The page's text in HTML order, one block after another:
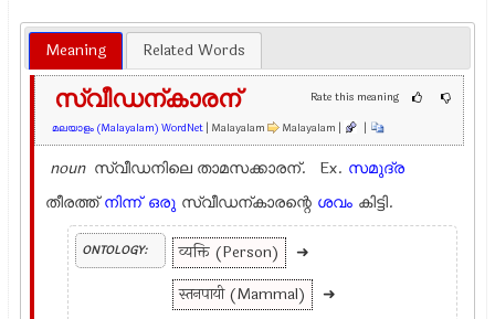
Meaning Related Words
Rate this meaning
സ്വീഡന്കാരന്
മലയാളം (Malayalam) WordNet | Malayalam Malayalam | |
noun സ്വീഡനിലെ താമസക്കാരന്. Ex. സമുദ്ര
തീരത്ത്നിന്ന് ഒരു സ്വീഡന്കാരന്റെ ശവം കിട്ടി.
ONTOLOGY: व्यक्ति (Person)
➜
स्तनपायी (Mammal)
➜